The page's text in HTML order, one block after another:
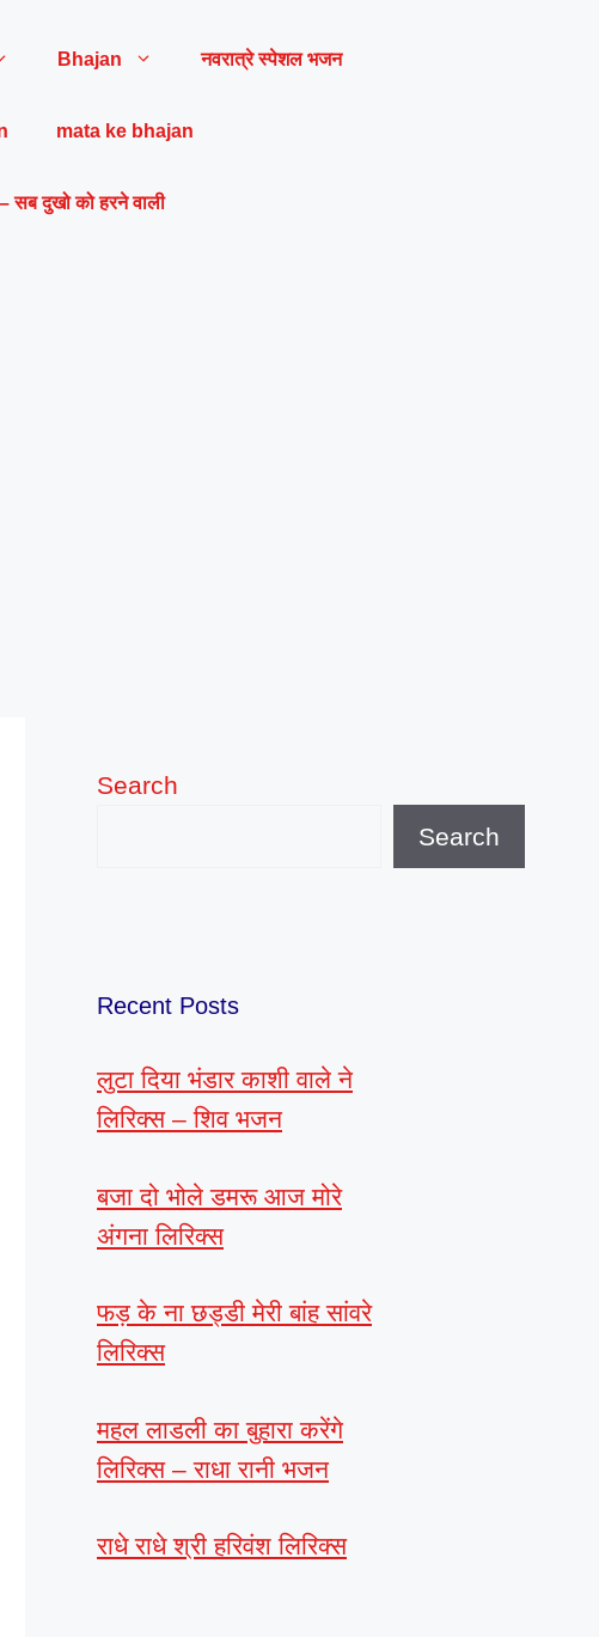
Bhajan नवरात्रे स्पेशल भजन
mata ke bhajan
दुखो को हरने वाली
Search
Search
Recent Posts
लुटा दिया भंडार काशी वाले ने
लिरिक्स – शिव भजन
बजा दो भोले डमरू आज मोरे
अंगना लिरिक्स
फड़ के ना छड्डी मेरी बांह सांवरे
लिरिक्स
महल लाडली का बुहारा करेंगे
लिरिक्स – राधा रानी भजन
राधे राधे श्री हरिवंश लिरिक्स